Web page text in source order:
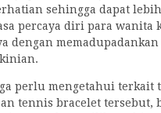
sehingga dapat lebih
percaya diri para wanita
dengan memadupadankan
perlu mengetahui terkait
tennis bracelet tersebut,